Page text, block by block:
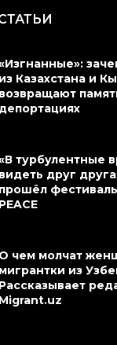
из Казахстана и
возвращают
депортациях
турбулентные
видеть друг
прошёл фестиваль
PEACE
О чем молчат
мигрантки из
Рассказывает
Migrant.uz